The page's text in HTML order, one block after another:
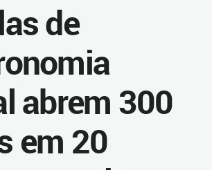
de
abrem 300
em 20